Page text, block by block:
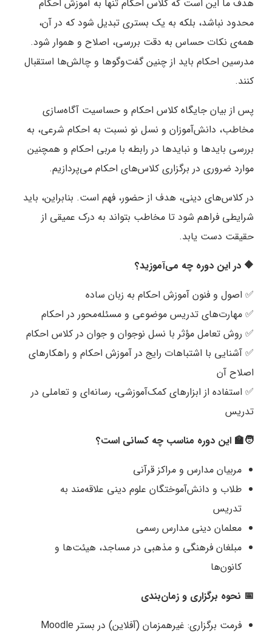
هدف ما این است که کلاس احکام تنها به آموزش احکام
محدود نباشد، بلکه به یک بستری تبدیل شود که در آن،
همه‌ی نکات حساس به دقت بررسی، اصلاح و هموار شود.
مدرسین احکام باید از چنین گفت‌وگوها و چالش‌ها استقبال
کنند.
پس از بیان جایگاه کلاس احکام و حساسیت آگاه‌سازی
مخاطب، دانش‌آموزان و نسل نو نسبت به احکام شرعی، به
بررسی بایدها و نبایدها در رابطه با مربی احکام و همچنین
موارد ضروری در برگزاری کلاس‌های احکام می‌پردازیم.
در کلاس‌های دینی، هدف از حضور، فهم است. بنابراین، باید
شرایطی فراهم شود تا مخاطب بتواند به درک عمیقی از
حقیقت دست یابد.
🔶 در این دوره چه می‌آموزید؟
✅ اصول و فنون آموزش احکام به زبان ساده
✅ مهارت‌های تدریس موضوعی و مسئله‌محور در احکام
✅ روش تعامل مؤثر با نسل نوجوان و جوان در کلاس احکام
✅ آشنایی با اشتباهات رایج در آموزش احکام و راهکارهای
اصلاح آن
✅ استفاده از ابزارهای کمک‌آموزشی، رسانه‌ای و تعاملی در
تدریس
🧑‍🏫 این دوره مناسب چه کسانی است؟
مربیان مدارس و مراکز قرآنی
طلاب و دانش‌آموختگان علوم دینی علاقه‌مند به
تدریس
معلمان دینی مدارس رسمی
مبلغان فرهنگی و مذهبی در مساجد، هیئت‌ها و
کانون‌ها
📅 نحوه برگزاری و زمان‌بندی
فرمت برگزاری: غیرهمزمان (آفلاین) در بستر Moodle